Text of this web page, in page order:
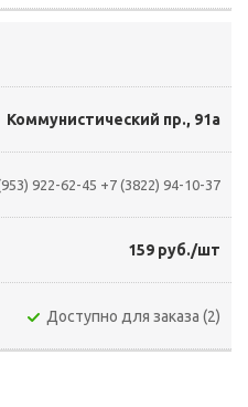
Коммунистический пр., 91а
922-62-45 +7 (3822) 94-10-37
159 руб./шт
Доступно для заказа (2)